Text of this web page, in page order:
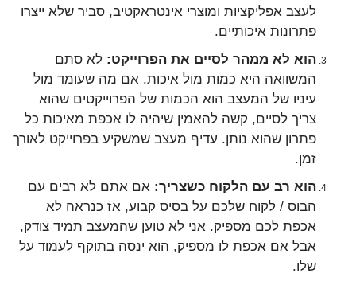
לעצב אפליקציות ומוצרי אינטראקטיב, סביר שלא ייצרו
פתרונות איכותיים.
הוא לא ממהר לסיים את הפרוייקט: לא סתם
המשוואה היא כמות מול איכות. אם מה שעומד מול
עיניו של המעצב הוא הכמות של הפרוייקטים שהוא
צריך לסיים, קשה להאמין שיהיה לו אכפת מאיכות כל
פתרון שהוא נותן. עדיף מעצב שמשקיע בפרוייקט לאורך
זמן.
הוא רב עם הלקוח כשצריך: אם אתם לא רבים עם
הבוס / לקוח שלכם על בסיס קבוע, אז כנראה לא
אכפת לכם מספיק. אני לא טוען שהמעצב תמיד צודק,
אבל אם אכפת לו מספיק, הוא ינסה בתוקף לעמוד על
שלו.